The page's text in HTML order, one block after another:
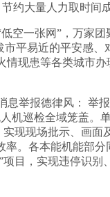
约大量人力取时间
一张网”，万家团
平易近的平安感、
现患等各类城市
报德律风： 举报
机巡检全域笼盖。
现现场批示、画
。各本能机能部
目，实现违停识别